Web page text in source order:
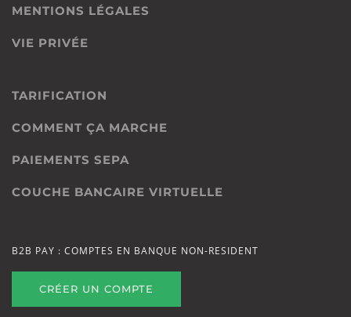
MENTIONS LÉGALES
VIE PRIVÉE
TARIFICATION
COMMENT ÇA MARCHE
PAIEMENTS SEPA
COUCHE BANCAIRE VIRTUELLE
B2B PAY : COMPTES EN BANQUE NON-RESIDENT
CRÉER UN COMPTE